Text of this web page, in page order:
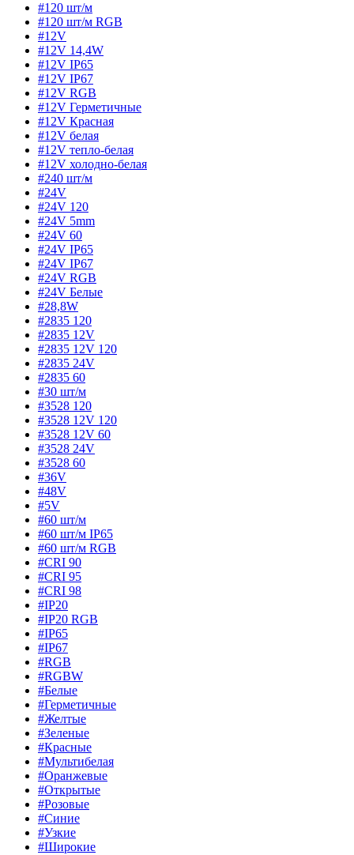
#120 шт/м
#120 шт/м RGB
#12V
#12V 14,4W
#12V IP65
#12V IP67
#12V RGB
#12V Герметичные
#12V Красная
#12V белая
#12V тепло-белая
#12V холодно-белая
#240 шт/м
#24V
#24V 120
#24V 5mm
#24V 60
#24V IP65
#24V IP67
#24V RGB
#24V Белые
#28,8W
#2835 120
#2835 12V
#2835 12V 120
#2835 24V
#2835 60
#30 шт/м
#3528 120
#3528 12V 120
#3528 12V 60
#3528 24V
#3528 60
#36V
#48V
#5V
#60 шт/м
#60 шт/м IP65
#60 шт/м RGB
#CRI 90
#CRI 95
#CRI 98
#IP20
#IP20 RGB
#IP65
#IP67
#RGB
#RGBW
#Белые
#Герметичные
#Желтые
#Зеленые
#Красные
#Мультибелая
#Оранжевые
#Открытые
#Розовые
#Синие
#Узкие
#Широкие